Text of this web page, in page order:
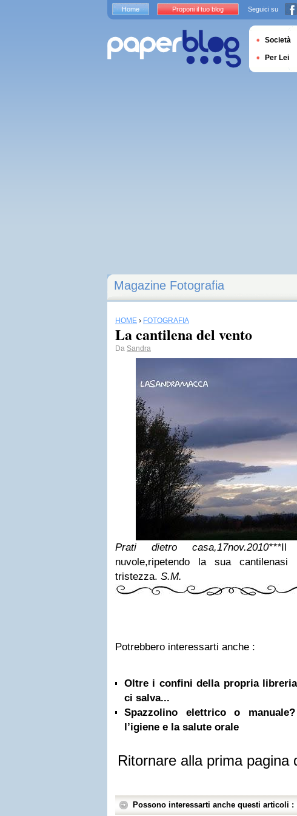
Magazine Fotografia
HOME › FOTOGRAFIA
La cantilena del vento
Da Sandra
Prati dietro casa,17nov.2010***Il
nuvole,ripetendo la sua cantilenasi
tristezza. S.M.
Potrebbero interessarti anche :
Oltre i confini della propria
ci salva...
Spazzolino elettrico o
l’igiene e la salute orale
Ritornare alla prima pagina
Possono interessarti anche questi articoli :
Home Proponi il tuo blog Seguici su
Società
Per Lei